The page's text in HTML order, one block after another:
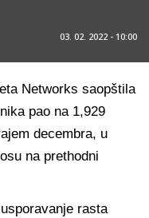
03. 02. 2022 - 10:00
Networks saopštila
pao na 1,929
decembra, u
na prethodni
rasta